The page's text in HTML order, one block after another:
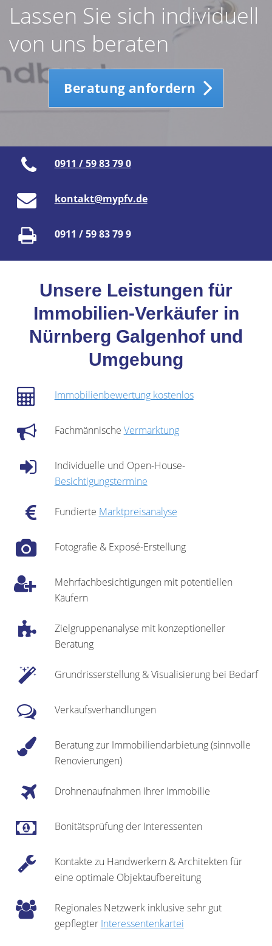
Lassen Sie sich individuell
von uns beraten
Beratung anfordern
0911 / 59 83 79 0
kontakt@mypfv.de
0911 / 59 83 79 9
Unsere Leistungen für
Immobilien-Verkäufer in
Nürnberg Galgenhof und
Umgebung
Immobilienbewertung kostenlos
Fachmännische Vermarktung
Individuelle und Open-House-
Besichtigungstermine
Fundierte Marktpreisanalyse
Fotografie & Exposé-Erstellung
Mehrfachbesichtigungen mit potentiellen
Käufern
Zielgruppenanalyse mit konzeptioneller
Beratung
Grundrisserstellung & Visualisierung bei Bedarf
Verkaufsverhandlungen
Beratung zur Immobiliendarbietung (sinnvolle
Renovierungen)
Drohnenaufnahmen Ihrer Immobilie
Bonitätsprüfung der Interessenten
Kontakte zu Handwerkern & Architekten für
eine optimale Objektaufbereitung
Regionales Netzwerk inklusive sehr gut
gepflegter Interessentenkartei